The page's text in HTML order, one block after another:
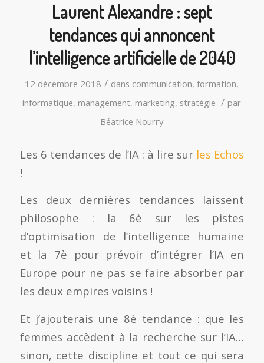
Laurent Alexandre : sept
tendances qui annoncent
l’intelligence artificielle de 2040
12 décembre 2018 / dans communication,formation,
informatique,management,marketing, stratégie / par
Béatrice Nourry
Les 6 tendances de l’IA : à lire sur les Echos
!
Les deux dernières tendances laissent
philosophe : la 6è sur les pistes
d’optimisation de l’intelligence humaine
et la 7è pour prévoir d’intégrer l’IA en
Europe pour ne pas se faire absorber par
les deux empires voisins !
Et j’ajouterais une 8è tendance : que les
femmes accèdent à la recherche sur l’IA…
sinon, cette discipline et tout ce qui sera